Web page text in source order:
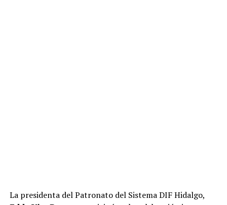
La presidenta del Patronato del Sistema DIF Hidalgo,